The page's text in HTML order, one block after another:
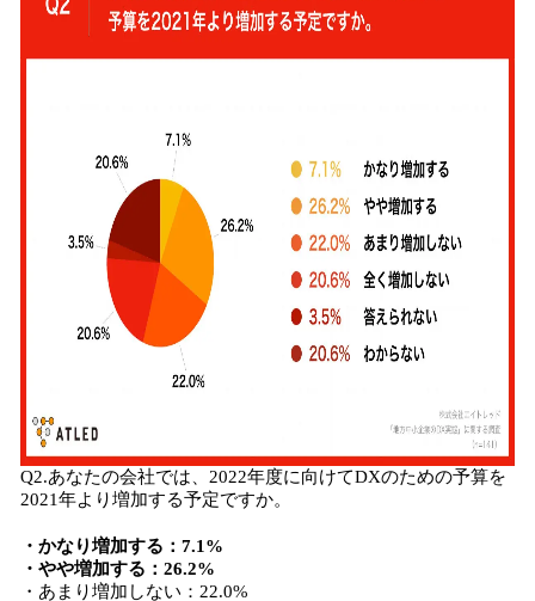
Q2.あなたの会社では、2022年度に向けてDXのための予算を
2021年より増加する予定ですか。
・かなり増加する：7.1%
・やや増加する：26.2%
・あまり増加しない：22.0%